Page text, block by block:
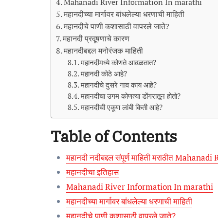
महानदीच्या मार्गावर बांधलेल्या धरणाची माहिती
महानदीचे पाणी कशासाठी वापरले जाते?
महानदी प्रदूषणाचे कारण
महानदीबद्दल मनोरंजक माहिती
महानदीमध्ये कोणते आढळतात?
महानदी कोठे आहे?
महानदीचे दुसरे नाव काय आहे?
महानदीचा उगम कोणत्या डोंगरातून होतो?
महानदीची एकूण लांबी किती आहे?
Table of Contents
महानदी नदीबद्दल संपूर्ण माहिती मराठीत
महानदीचा इतिहास
Mahanadi River Information In marathi
महानदीच्या मार्गावर बांधलेल्या धरणाची माहिती
महानदीचे पाणी कशासाठी वापरले जाते?